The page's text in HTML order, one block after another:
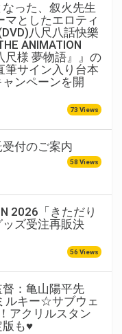
った、叙火先生
マとしたエロティ
八尺八話快樂
ANIMATION
尺様 夢物語』』の
筆サイン入り台本
ンペーンを開
73 Views
付のご案内
58 Views
2026「きただり
ズ受注再販決
56 Views
：亀山陽平先
ルキー☆サブウェ
アクリルスタン
版も♥